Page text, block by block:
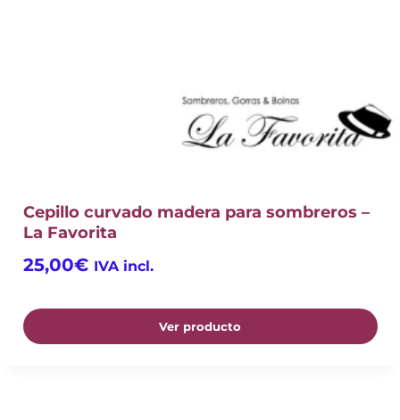
Cepillo curvado madera para sombreros –
La Favorita
25,00€ IVA incl.
Ver producto